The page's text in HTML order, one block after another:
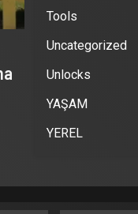
Tools
Uncategorized
Unlocks
YAŞAM
YEREL